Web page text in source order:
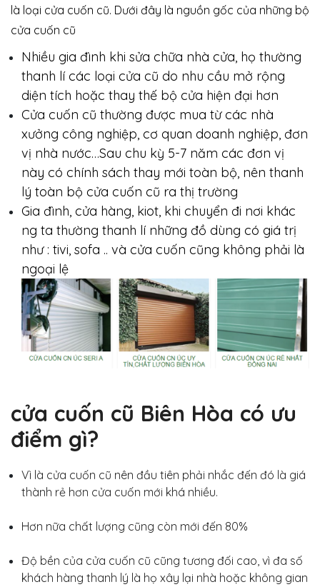
là loại cửa cuốn cũ. Dưới đây là nguồn gốc của những bộ
cửa cuốn cũ
Nhiều gia đình khi sửa chữa nhà cửa, họ thường
thanh lí các loại cửa cũ do nhu cầu mở rộng
diện tích hoặc thay thế bộ cửa hiện đại hơn
Cửa cuốn cũ thường được mua từ các nhà
xưởng công nghiệp, cơ quan doanh nghiệp, đơn
vị nhà nước…Sau chu kỳ 5-7 năm các đơn vị
này có chính sách thay mới toàn bộ, nên thanh
lý toàn bộ cửa cuốn cũ ra thị trường
Gia đình, cửa hàng, kiot, khi chuyển đi nơi khác
ng ta thường thanh lí những đồ dùng có giá trị
như : tivi, sofa .. và cửa cuốn cũng không phải là
ngoại lệ
cửa cuốn cũ Biên Hòa có ưu
điểm gì?
Vì là cửa cuốn cũ nên đầu tiên phải nhắc đến đó là giá
thành rẻ hơn cửa cuốn mới khá nhiều.
Hơn nữa chất lượng cũng còn mới đến 80%
Độ bền của cửa cuốn cũ cũng tương đối cao, vì đa số
khách hàng thanh lý là họ xây lại nhà hoặc không gian